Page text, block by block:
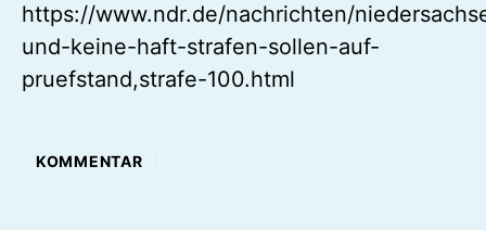
https://www.ndr.de/nachrichten/
und-keine-haft-strafen-sollen-auf-
pruefstand,strafe-100.html
KOMMENTAR